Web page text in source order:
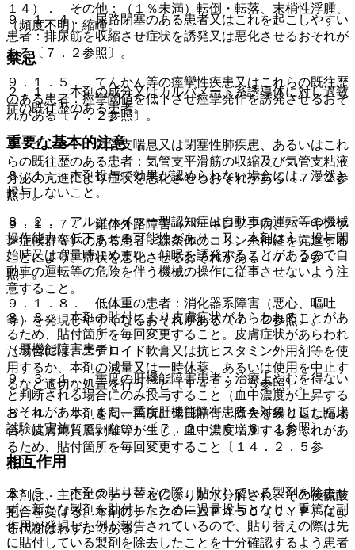
９．１．４． 尿路閉塞のある患者又はこれを起こしやすい
患者：排尿筋を収縮させ症状を誘発又は悪化させるおそれが
ある〔７．２参照〕。
９．１．５． てんかん等の痙攣性疾患又はこれらの既往歴
のある患者：痙攣閾値を低下させ痙攣発作を誘発させるおそ
れがある〔７．２参照〕。
９．１．６． 気管支喘息又は閉塞性肺疾患、あるいはこれ
らの既往歴のある患者：気管支平滑筋の収縮及び気管支粘液
分泌の亢進により症状を悪化させるおそれがある〔７．２参
照〕。
９．１．７． 錐体外路障害（パーキンソン病、パーキンソ
ン症候群等）のある患者：線条体のコリン系神経を亢進する
ことにより、症状を悪化させるおそれがある〔７．２参
照〕。
９．１．８． 低体重の患者：消化器系障害（悪心、嘔吐
等）を発現しやすくなるおそれがある〔７．２参照〕。
（肝機能障害患者）
９．３．１． 重度の肝機能障害患者：治療上やむを得ない
と判断される場合にのみ投与すること（血中濃度が上昇する
おそれがあり、また、重度肝機能障害患者を対象とした臨床
試験は実施していない）〔７．２、１６．６．１参照〕。
相互作用
本剤は、主にエステラーゼにより加水分解され、その後硫酸
抱合を受ける。本剤のチトクロームＰ４５０（ＣＹＰ）によ
る代謝はわずかである。
１４）． その他：（１％未満）転倒・転落、末梢性浮腫、
（頻度不明）縮瞳。
禁忌
２．１． 本剤の成分又はカルバメート系誘導体に対し過敏
症の既往歴のある患者。
重要な基本的注意
８．１． 本剤投与で効果が認められない場合には、漫然と
投与しないこと。
８．２． アルツハイマー型認知症は自動車の運転等の機械
操作能力を低下させる可能性があり、又、本剤は主に投与開
始時又は増量時にめまい・傾眠を誘発することがあるので自
動車の運転等の危険を伴う機械の操作に従事させないよう注
意すること。
８．３． 本剤の貼付により皮膚症状があらわれることがあ
るため、貼付箇所を毎回変更すること。皮膚症状があらわれ
た場合には、ステロイド軟膏又は抗ヒスタミン外用剤等を使
用するか、本剤の減量又は一時休薬、あるいは使用を中止す
るなど適切な処置を行うこと〔１４．２．５参照〕。
８．４． 本剤を同一箇所に連日貼付・除去を繰り返した場
合、皮膚角質層剥離等が生じ、血中濃度増加するおそれがあ
るため、貼付箇所を毎回変更すること〔１４．２．５参
照〕。
８．５． 本剤の貼り替えの際、貼付している製剤を除去せ
ずに新たな製剤を貼付したために過量投与となり、重篤な副
作用が発現した例が報告されているので、貼り替えの際は先
に貼付している製剤を除去したことを十分確認するよう患者